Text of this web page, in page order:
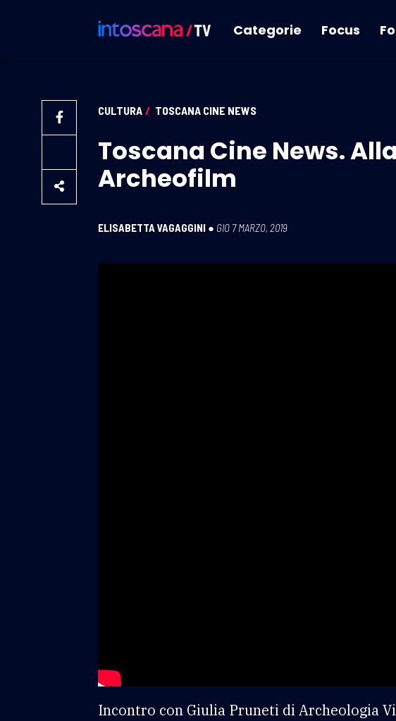
Categorie Focus
CULTURA / TOSCANA CINE NEWS
Toscana Cine News.
Archeofilm
ELISABETTA VAGAGGINI ● GIO 7 MARZO, 2019
Incontro con Giulia Pruneti di Archeologia